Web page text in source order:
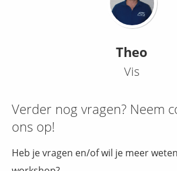
Theo
Vis
Verder nog vragen? Neem
ons op!
Heb je vragen en/of wil je meer